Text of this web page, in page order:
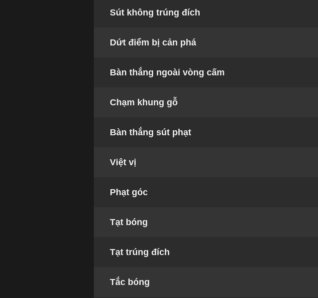
Sút không trúng đích
Dứt điểm bị cản phá
Bàn thắng ngoài vòng cấm
Chạm khung gỗ
Bàn thắng sút phạt
Việt vị
Phạt góc
Tạt bóng
Tạt trúng đích
Tắc bóng